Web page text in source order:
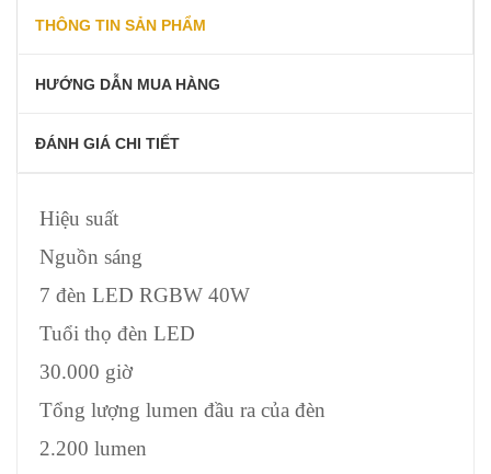
THÔNG TIN SẢN PHẨM
HƯỚNG DẪN MUA HÀNG
ĐÁNH GIÁ CHI TIẾT
Hiệu suất
Nguồn sáng
7 đèn LED RGBW 40W
Tuổi thọ đèn LED
30.000 giờ
Tổng lượng lumen đầu ra của đèn
2.200 lumen